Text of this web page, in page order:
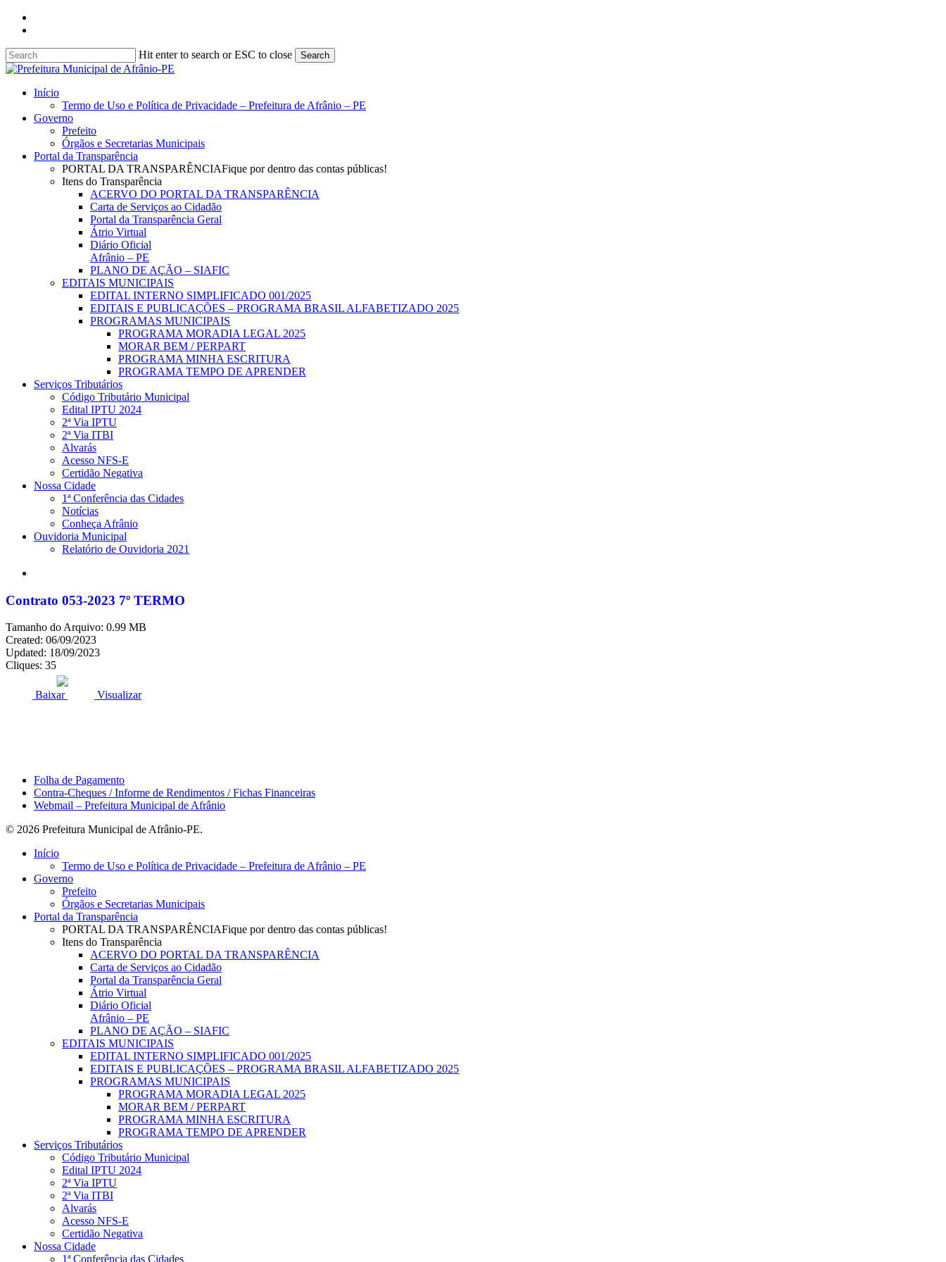
Skip
content
Hit enter to search or ESC to close Search
Close
search
Menu
Início
Termo de Uso e Política de Privacidade – Prefeitura de Afrânio – PE
Governo
Prefeito
Órgãos e Secretarias Municipais
Portal da Transparência
PORTAL DA TRANSPARÊNCIAFique por dentro das contas públicas!
Itens do Transparência
ACERVO DO PORTAL DA TRANSPARÊNCIA
Carta de Serviços ao Cidadão
Portal da Transparência Geral
Átrio Virtual
Diário Oficial
Afrânio – PE
PLANO DE AÇÃO – SIAFIC
EDITAIS MUNICIPAIS
EDITAL INTERNO SIMPLIFICADO 001/2025
EDITAIS E PUBLICAÇÕES – PROGRAMA BRASIL ALFABETIZADO 2025
PROGRAMAS MUNICIPAIS
PROGRAMA MORADIA LEGAL 2025
MORAR BEM / PERPART
PROGRAMA MINHA ESCRITURA
PROGRAMA TEMPO DE APRENDER
Serviços Tributários
Código Tributário Municipal
Edital IPTU 2024
2ª Via IPTU
2ª Via ITBI
Alvarás
Acesso NFS-E
Certidão Negativa
Nossa Cidade
1ª Conferência das Cidades
Notícias
Conheça Afrânio
Ouvidoria Municipal
Relatório de Ouvidoria 2021
Contrato 053-2023 7º TERMO
Tamanho do Arquivo: 0.99 MB
Created: 06/09/2023
Updated: 18/09/2023
Cliques: 35
Baixar Visualizar
Folha de Pagamento
Contra-Cheques / Informe de Rendimentos / Fichas Financeiras
Webmail – Prefeitura Municipal de Afrânio
© 2026 Prefeitura Municipal de Afrânio-PE.
Close
Início
Termo de Uso e Política de Privacidade – Prefeitura de Afrânio – PE
Governo
Prefeito
Órgãos e Secretarias Municipais
Portal da Transparência
PORTAL DA TRANSPARÊNCIAFique por dentro das contas públicas!
Itens do Transparência
ACERVO DO PORTAL DA TRANSPARÊNCIA
Carta de Serviços ao Cidadão
Portal da Transparência Geral
Átrio Virtual
Diário Oficial
Afrânio – PE
PLANO DE AÇÃO – SIAFIC
EDITAIS MUNICIPAIS
EDITAL INTERNO SIMPLIFICADO 001/2025
EDITAIS E PUBLICAÇÕES – PROGRAMA BRASIL ALFABETIZADO 2025
PROGRAMAS MUNICIPAIS
PROGRAMA MORADIA LEGAL 2025
MORAR BEM / PERPART
PROGRAMA MINHA ESCRITURA
PROGRAMA TEMPO DE APRENDER
Serviços Tributários
Código Tributário Municipal
Edital IPTU 2024
2ª Via IPTU
2ª Via ITBI
Alvarás
Acesso NFS-E
Certidão Negativa
Nossa Cidade
1ª Conferência das Cidades